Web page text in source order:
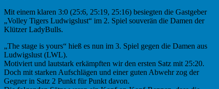
Mit einem klaren 3:0 (25:6, 25:19, 25:16) besiegten die Gastgeber
„Volley Tigers Ludwigslust“ im 2. Spiel souverän die Damen der
Klützer LadyBulls.
„The stage is yours“ hieß es nun im 3. Spiel gegen die Damen aus
Ludwigslust (LWL).
Motiviert und lautstark erkämpften wir den ersten Satz mit 25:20.
Doch mit starken Aufschlägen und einer guten Abwehr zog der
Gegner in Satz 2 Punkt für Punkt davon.